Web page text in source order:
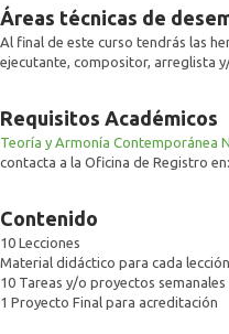
Áreas técnicas de
Al final de este curso tendrás las
ejecutante, compositor, arreglista
Requisitos Académicos
Teoría y Armonía Contemporánea
contacta a la Oficina de Registro en:
Contenido
10 Lecciones
Material didáctico para cada lección
10 Tareas y/o proyectos semanales
1 Proyecto Final para acreditación